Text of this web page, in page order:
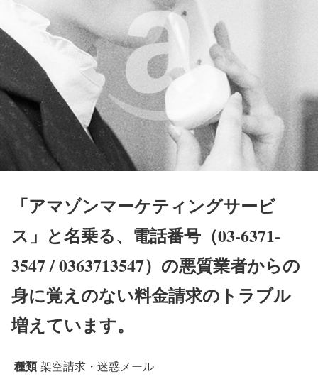
「アマゾンマーケティングサービ
ス」と名乗る、電話番号（03-6371-
3547 / 0363713547）の悪質業者からの
身に覚えのない料金請求のトラブル
増えています。
種類 架空請求・迷惑メール